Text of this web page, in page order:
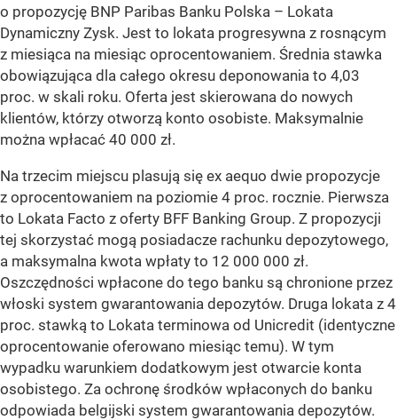
o propozycję BNP Paribas Banku Polska – Lokata
Dynamiczny Zysk. Jest to lokata progresywna z rosnącym
z miesiąca na miesiąc oprocentowaniem. Średnia stawka
obowiązująca dla całego okresu deponowania to 4,03
proc. w skali roku. Oferta jest skierowana do nowych
klientów, którzy otworzą konto osobiste. Maksymalnie
można wpłacać 40 000 zł.
Na trzecim miejscu plasują się ex aequo dwie propozycje
z oprocentowaniem na poziomie 4 proc. rocznie. Pierwsza
to Lokata Facto z oferty BFF Banking Group. Z propozycji
tej skorzystać mogą posiadacze rachunku depozytowego,
a maksymalna kwota wpłaty to 12 000 000 zł.
Oszczędności wpłacone do tego banku są chronione przez
włoski system gwarantowania depozytów. Druga lokata z 4
proc. stawką to Lokata terminowa od Unicredit (identyczne
oprocentowanie oferowano miesiąc temu). W tym
wypadku warunkiem dodatkowym jest otwarcie konta
osobistego. Za ochronę środków wpłaconych do banku
odpowiada belgijski system gwarantowania depozytów.